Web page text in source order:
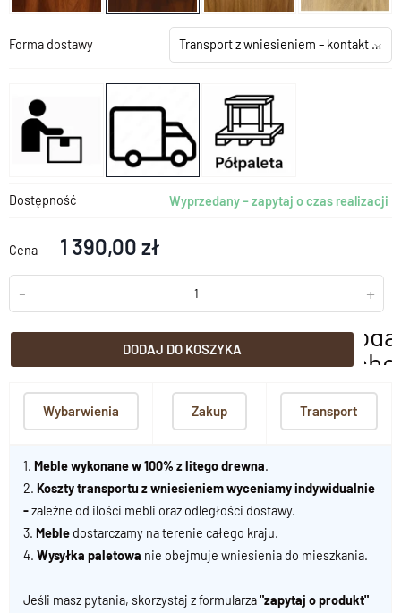
Forma dostawy Transport z wniesieniem – kontakt z salonem
Dostępność Wyprzedany – zapytaj o czas realizacji
Cena 1 390,00 zł
- +
DODAJ DO KOSZYKA
Wybarwienia Zakup Transport
1. Meble wykonane w 100% z litego drewna.
2. Koszty transportu z wniesieniem wyceniamy indywidualnie
-zależne od ilości mebli oraz odległości dostawy.
3. Meble dostarczamy na terenie całego kraju.
4. Wysyłka paletowa nie obejmuje wniesienia do mieszkania.
Jeśli masz pytania, skorzystaj z formularza"zapytaj o produkt"